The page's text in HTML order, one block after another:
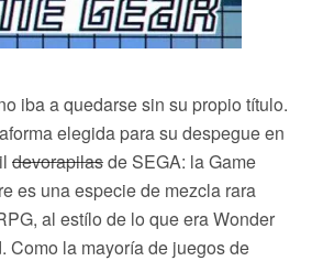
iba a quedarse sin su propio título.
elegida para su despegue en
devorapilasde SEGA: la Game
es una especie de mezcla rara
al estílo de lo que era Wonder
Como la mayoría de juegos de